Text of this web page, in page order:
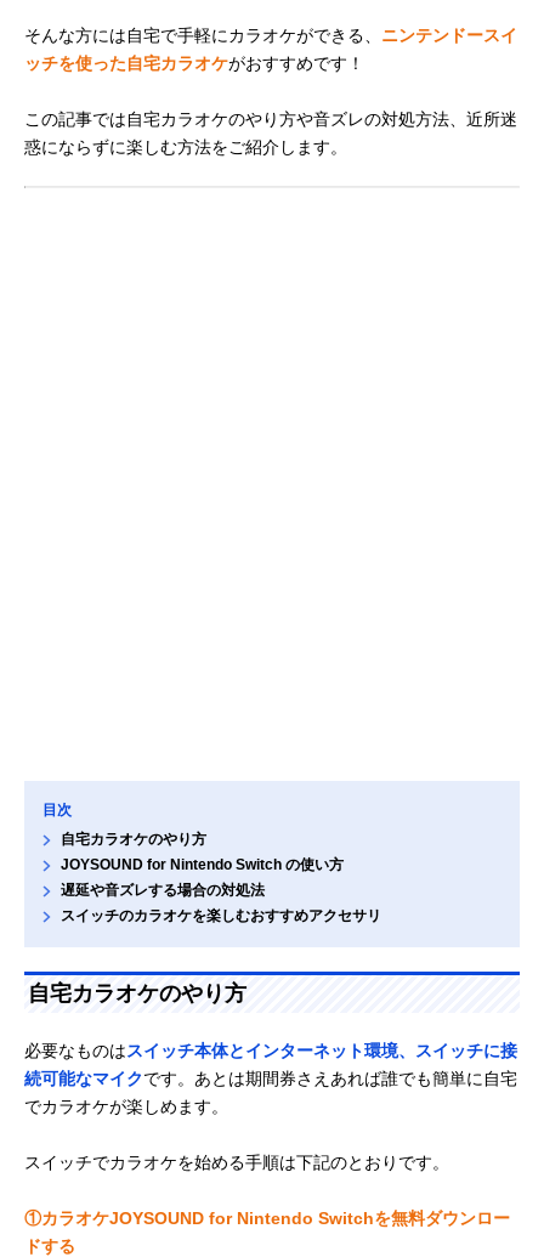
そんな方には自宅で手軽にカラオケができる、 ニンテンドースイ
ッチを使った自宅カラオケがおすすめです！
この記事では自宅カラオケのやり方や音ズレの対処方法、近所迷
惑にならずに楽しむ方法をご紹介します。
目次
自宅カラオケのやり方
JOYSOUND for Nintendo Switch の使い方
遅延や音ズレする場合の対処法
スイッチのカラオケを楽しむおすすめアクセサリ
自宅カラオケのやり方
必要なものはスイッチ本体とインターネット環境、スイッチに接
続可能なマイクです。あとは期間券さえあれば誰でも簡単に自宅
でカラオケが楽しめます。
スイッチでカラオケを始める手順は下記のとおりです。
①カラオケJOYSOUND for Nintendo Switchを無料ダウンロー
ドする